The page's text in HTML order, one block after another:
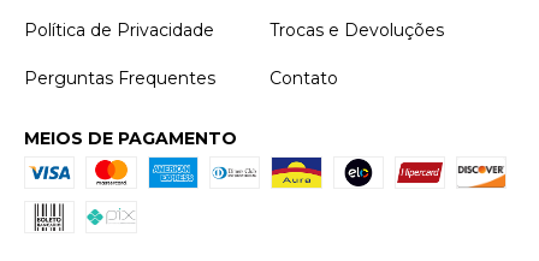
Política de Privacidade
Trocas e Devoluções
Perguntas Frequentes Contato
MEIOS DE PAGAMENTO